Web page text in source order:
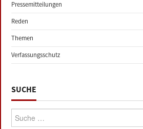
Pressemitteilungen
Reden
Themen
Verfassungsschutz
SUCHE
Suche: